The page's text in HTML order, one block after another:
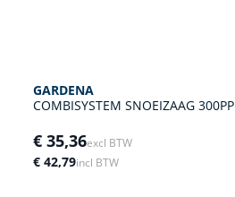
GARDENA
COMBISYSTEM SNOEIZAAG 300PP
€ 35,36excl BTW
€ 42,79incl BTW